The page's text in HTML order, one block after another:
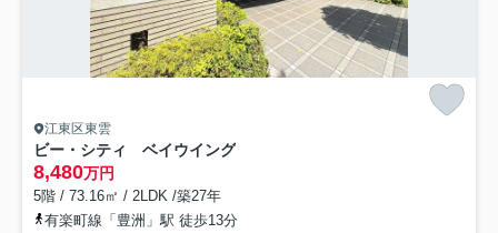
江東区東雲
ビー・シティ ベイウイング
8,480万円
5階 / 73.16㎡ / 2LDK /築27年
有楽町線「豊洲」駅 徒歩13分